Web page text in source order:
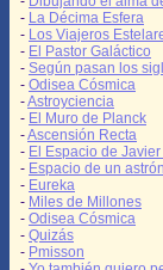
- La Décima Esfera
- Los Viajeros
- El Pastor Galáctico
- Según pasan los
- Odisea Cósmica
-Astroyciencia
- El Muro de Planck
-Ascensión Recta
- El Espacio de
- Espacio de un
- Eureka
- Miles de Millones
- Odisea Cósmica
- Quizás
- Pmisson